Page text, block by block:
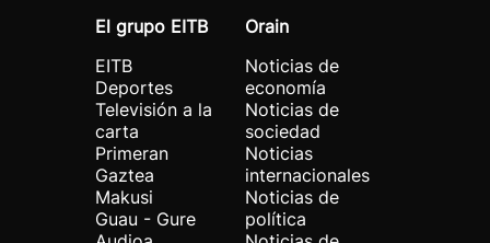
El grupo EITB
EITB
Deportes
Televisión a la
carta
Primeran
Gaztea
Makusi
Guau - Gure
Orain
Noticias de
economía
Noticias de
sociedad
Noticias
internacionales
Noticias de
política